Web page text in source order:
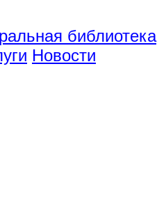
библиотека
Новости